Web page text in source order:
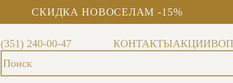
СКИДКА НОВОСЕЛАМ -15%
(351) 240-00-47 КОНТАКТЫАКЦИИ